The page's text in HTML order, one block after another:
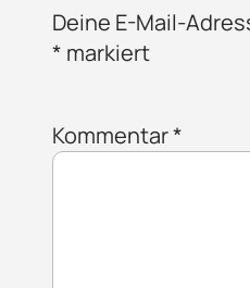
Deine E-Mail-
* markiert
Kommentar*